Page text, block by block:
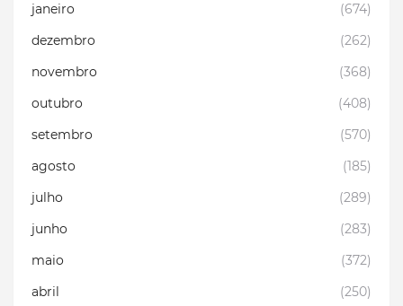
janeiro
(674)
dezembro
(262)
novembro
(368)
outubro
(408)
setembro
(570)
agosto
(185)
julho
(289)
junho
(283)
maio
(372)
abril
(250)